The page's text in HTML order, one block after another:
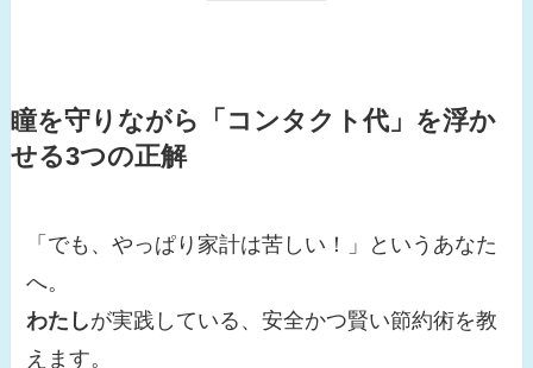
瞳を守りながら「コンタクト代」を浮か
せる3つの正解
「でも、やっぱり家計は苦しい！」というあなた
へ。
わたしが実践している、安全かつ賢い節約術を教
えます。